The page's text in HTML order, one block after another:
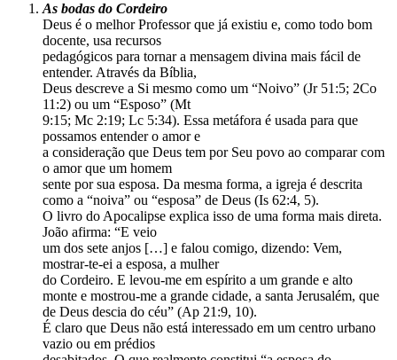
As bodas do Cordeiro
Deus é o melhor Professor que já existiu e, como todo bom
docente, usa recursos
pedagógicos para tornar a mensagem divina mais fácil de
entender. Através da Bíblia,
Deus descreve a Si mesmo como um “Noivo” (Jr 51:5; 2Co
11:2) ou um “Esposo” (Mt
9:15; Mc 2:19; Lc 5:34). Essa metáfora é usada para que
possamos entender o amor e
a consideração que Deus tem por Seu povo ao comparar com
o amor que um homem
sente por sua esposa. Da mesma forma, a igreja é descrita
como a “noiva” ou “esposa” de Deus (Is 62:4, 5).
O livro do Apocalipse explica isso de uma forma mais direta.
João afirma: “E veio
um dos sete anjos […] e falou comigo, dizendo: Vem,
mostrar-te-ei a esposa, a mulher
do Cordeiro. E levou-me em espírito a um grande e alto
monte e mostrou-me a grande cidade, a santa Jerusalém, que
de Deus descia do céu” (Ap 21:9, 10).
É claro que Deus não está interessado em um centro urbano
vazio ou em prédios